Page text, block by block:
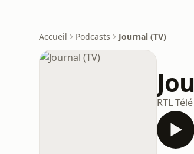
Accueil Podcasts Journal (TV)
RTL